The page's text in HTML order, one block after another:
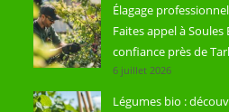
Élagage
Faites appel à Soules
confiance près de
6 juillet 2026
Légumes bio :